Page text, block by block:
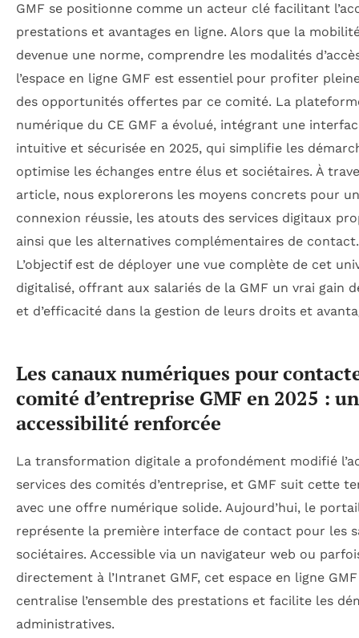
GMF se positionne comme un acteur clé facilitant
prestations et avantages en ligne. Alors que la
devenue une norme, comprendre les modalités
l’espace en ligne GMF est essentiel pour profiter
des opportunités offertes par ce comité. La
numérique du CE GMF a évolué, intégrant une
intuitive et sécurisée en 2025, qui simplifie les
optimise les échanges entre élus et sociétaires. À
article, nous explorerons les moyens concrets pour
connexion réussie, les atouts des services digitaux
ainsi que les alternatives complémentaires de contact.
L’objectif est de déployer une vue complète de cet
digitalisé, offrant aux salariés de la GMF un vrai gain
et d’efficacité dans la gestion de leurs droits et
Les canaux numériques pour
comité d’entreprise GMF en 2025 :
accessibilité renforcée
La transformation digitale a profondément modifié
services des comités d’entreprise, et GMF suit cette
avec une offre numérique solide. Aujourd’hui, le
représente la première interface de contact pour les
sociétaires. Accessible via un navigateur web ou
directement à l’Intranet GMF, cet espace en ligne GMF
centralise l’ensemble des prestations et facilite les
administratives.